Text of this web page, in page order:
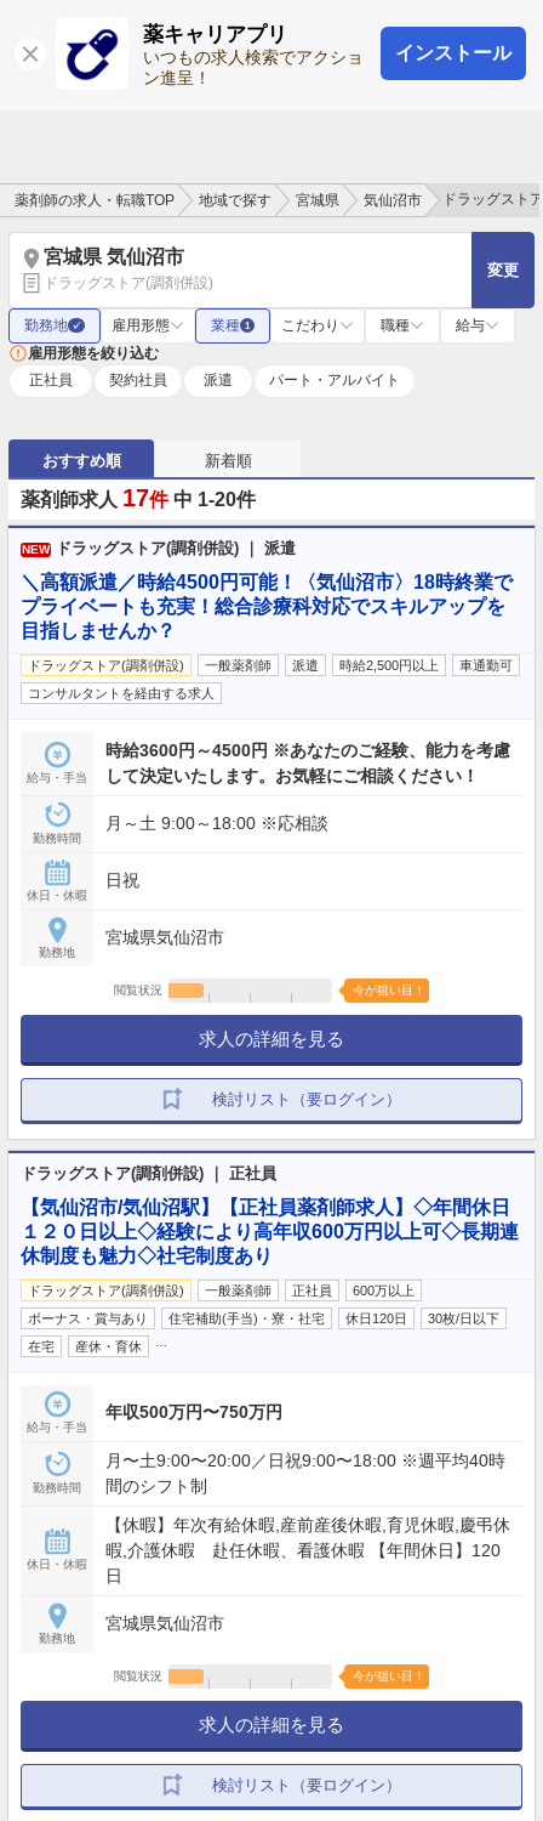
薬キャリアプリ
いつもの求人検索でアクショ
ン進呈！
インストール
ログイン 会員登録
薬剤師の求人・転職TOP 地域で探す 宮城県 気仙沼市 ドラッグスト
宮城県 気仙沼市
ドラッグストア(調剤併設)
変更
勤務地 ✓ 雇用形態 業種 1 こだわり 職種
給与
雇用形態を絞り込む
正社員
契約社員 派遣 パート・アルバイト
おすすめ順 新着順
薬剤師求人 17件 中 1-20件
NEW ドラッグストア(調剤併設) ｜ 派遣
＼高額派遣／時給4500円可能！〈気仙沼市〉18時終業で
プライベートも充実！総合診療科対応でスキルアップを
目指しませんか？
ドラッグストア(調剤併設) 一般薬剤師 派遣 時給2,500円以上
車通勤可
コンサルタントを経由する求人
給与・手当
時給3600円～4500円 ※あなたのご経験、能力を考慮
して決定いたします。お気軽にご相談ください！
勤務時間
月～土 9:00～18:00 ※応相談
休日・休暇
日祝
勤務地
宮城県気仙沼市
閲覧状況 今が狙い目！
求人の詳細を見る
検討リスト（要ログイン）
ドラッグストア(調剤併設) ｜ 正社員
【気仙沼市/気仙沼駅】【正社員薬剤師求人】◇年間休日
１２０日以上◇経験により高年収600万円以上可◇長期連
休制度も魅力◇社宅制度あり
ドラッグストア(調剤併設) 一般薬剤師 正社員
600万以上
ボーナス・賞与あり
住宅補助(手当)・寮・社宅 休日120日
30枚/日以下
在宅
産休・育休
給与・手当
年収500万円〜750万円
勤務時間
月〜土9:00〜20:00／日祝9:00〜18:00 ※週平均40時
間のシフト制
休日・休暇
【休暇】年次有給休暇,産前産後休暇,育児休暇,慶弔休
暇,介護休暇 赴任休暇、看護休暇 【年間休日】120
日
勤務地
宮城県気仙沼市
閲覧状況 今が狙い目！
求人の詳細を見る
検討リスト（要ログイン）